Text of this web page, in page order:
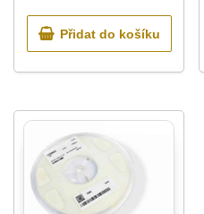
Přidat do košíku